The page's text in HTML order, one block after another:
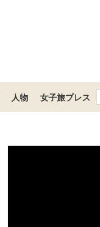
人物 女子旅プレス